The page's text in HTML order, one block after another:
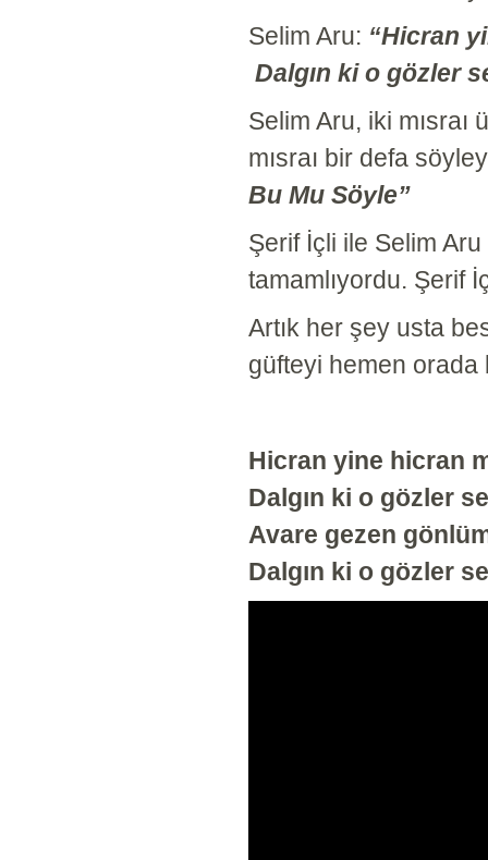
Selim Aru: “Hicran
Dalgın ki o gözler
Selim Aru, iki
mısraı bir defa
Bu Mu Söyle”
Şerif İçli ile Selim Aru
tamamlıyordu. Şerif
Artık her şey usta
güfteyi hemen orada
Hicran yine hicran
Dalgın ki o gözler
Avare gezen
Dalgın ki o gözler